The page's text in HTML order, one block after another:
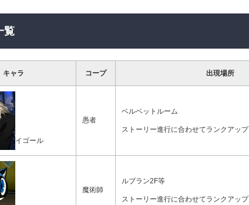
覧
キャラ コープ 出現場所
イゴール
愚者
ベルベットルーム
ストーリー進行に合わせてランクアップ
魔術師
ルブラン2F等
ストーリー進行に合わせてランクアップ